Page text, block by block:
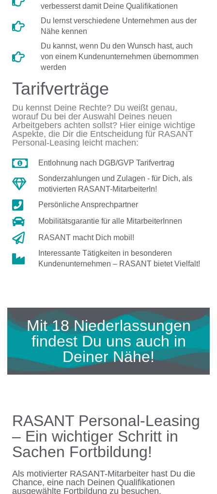
verbesserst damit Deine Qualifikationen
Du lernst verschiedene Unternehmen aus der
Nähe kennen
Du kannst, wenn Du den Wunsch hast, auch
von einem Kundenunternehmen übernommen
werden
Tarifverträge
Du kennst Deine Rechte? Du weißt genau,
worauf Du bei der Auswahl Deines neuen
Arbeitgebers achten sollst? Hier einige wichtige
Aspekte, die Dir die Entscheidung für RASANT
Personal-Leasing leicht machen:
Entlohnung nach DGB/GVP Tarifvertrag
Sonderzahlungen und Zulagen - für Dich, als
motivierten RASANT-MitarbeiterIn!
Persönliche Ansprechpartner
Mobilitätsgarantie für alle MitarbeiterInnen
RASANT macht Dich mobil!
Interessante Tätigkeiten in besonderen
Kundenunternehmen – RASANT bietet Vielfalt!
Mit 18 Niederlassungen
findest Du uns auch in
Deiner Nähe!
RASANT Personal-Leasing
– Ein wichtiger Schritt in
Sachen Fortbildung!
Als motivierter RASANT-Mitarbeiter hast Du die
Chance, eine nach Deinen Qualifikationen
ausgewählte Fortbildung zu besuchen.